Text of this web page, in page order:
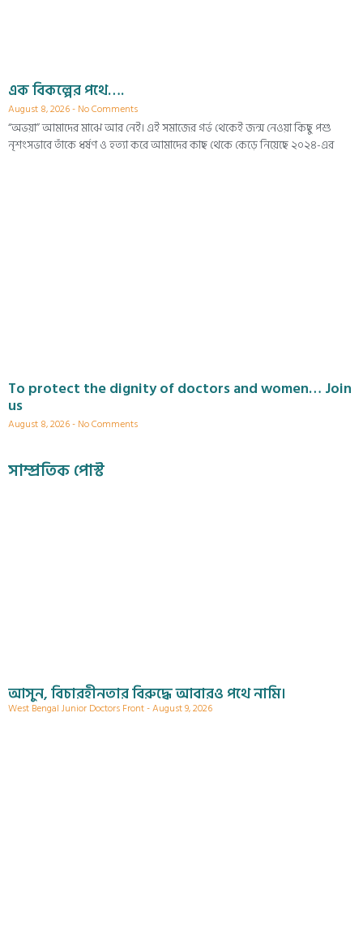
এক বিকল্পের পথে….
August 8, 2026 No Comments
“অভয়া” আমাদের মাঝে আর নেই। এই সমাজের গর্ভ থেকেই জন্ম নেওয়া কিছু পশু
নৃশংসভাবে তাঁকে ধর্ষণ ও হত্যা করে আমাদের কাছ থেকে কেড়ে নিয়েছে ২০২৪-এর
To protect the dignity of doctors and women… Join
us
August 8, 2026 No Comments
সাম্প্রতিক পোস্ট
আসুন, বিচারহীনতার বিরুদ্ধে আবারও পথে নামি।
West Bengal Junior Doctors Front August 9, 2026